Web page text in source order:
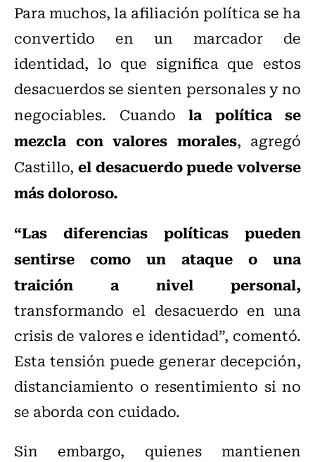
Para muchos, la afiliación política se ha
convertido en un marcador de
identidad, lo que significa que estos
desacuerdos se sienten personales y no
negociables. Cuando la política se
mezcla con valores morales, agregó
Castillo, el desacuerdo puede volverse
más doloroso.
“Las diferencias políticas pueden
sentirse como un ataque o una
traición a nivel personal,
transformando el desacuerdo en una
crisis de valores e identidad”, comentó.
Esta tensión puede generar decepción,
distanciamiento o resentimiento si no
se aborda con cuidado.
Sin embargo, quienes mantienen